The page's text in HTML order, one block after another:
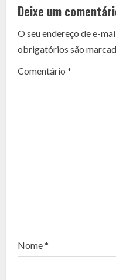
n
t
i
a
d
Deixe um
O seu endereço de e-
obrigatórios são
Comentário *
Nome*